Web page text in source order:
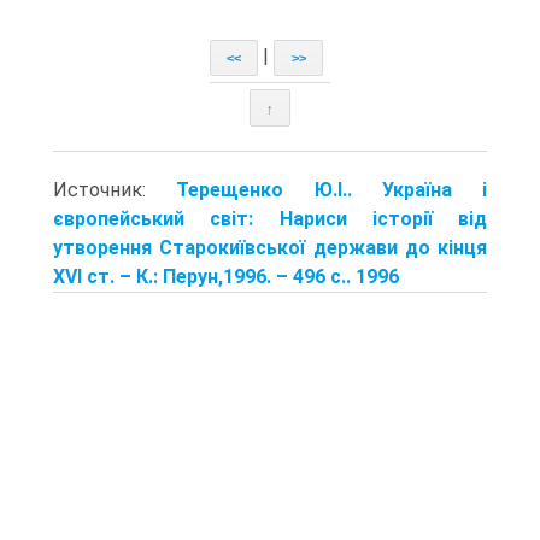
<< >>
↑
Источник: Терещенко Ю.І.. Україна і
європейський світ: Нариси історії від
утворення Старокиївської держави до кінця
ХVІ ст. – К.: Перун,1996. – 496 с.. 1996